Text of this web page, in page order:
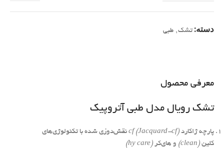
معرفی محصول
تشک رویال مدل طبی آتروپیک
پارچه ژاکارد
نقش‌دوزی شده با تکنولوژی‌های
کلین (clean) و های‌کر (hy care)
دسته: تشک, طبی